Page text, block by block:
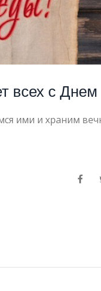
всех с
ими и храним